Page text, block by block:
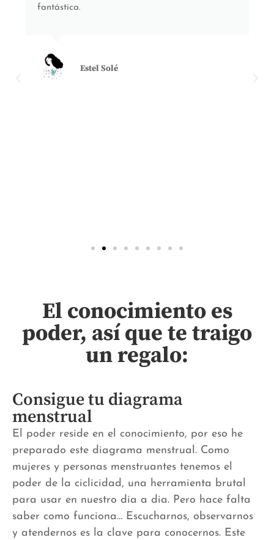
fantástica.
Estel Solé
El conocimiento es
poder, así que te traigo
un regalo:
Consigue tu diagrama
menstrual
El poder reside en el conocimiento, por eso he
preparado este diagrama menstrual. Como
mujeres y personas menstruantes tenemos el
poder de la ciclicidad, una herramienta brutal
para usar en nuestro dia a dia. Pero hace falta
saber como funciona… Escucharnos, observarnos
y atendernos es la clave para conocernos. Este